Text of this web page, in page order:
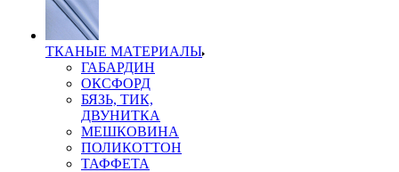
ТКАНЫЕ МАТЕРИАЛЫ
ГАБАРДИН
ОКСФОРД
БЯЗЬ, ТИК,
ДВУНИТКА
МЕШКОВИНА
ПОЛИКОТТОН
ТАФФЕТА